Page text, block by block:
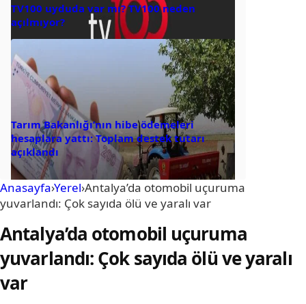
TV100 uyduda var mı? TV100 neden
açılmıyor?
Tarım Bakanlığı’nın hibe ödemeleri
hesaplara yattı: Toplam destek tutarı
açıklandı
Anasayfa›Yerel›Antalya’da otomobil uçuruma
yuvarlandı: Çok sayıda ölü ve yaralı var
Antalya’da otomobil uçuruma
yuvarlandı: Çok sayıda ölü ve yaralı
var